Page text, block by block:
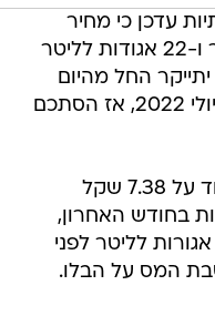
עדכן כי מחיר
הדלק יעלה ב-16 אגורות לליטר ו-22 אגודות לליטר
החל מהיום
בלילה ויהיה הגבוה ביותר מאז יולי 2022, אז הסתכם
מחיר ליטר דלק 95 אוקטן יעמוד על 7.38 שקל
בחודש האחרון,
שאליה מצטרפת עלייה של 44 אגורות לליטר לפני
המס על הבלו.